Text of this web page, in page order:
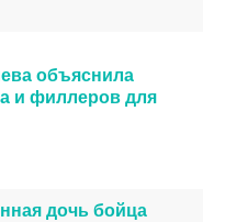
объяснила
и филлеров для
дочь бойца